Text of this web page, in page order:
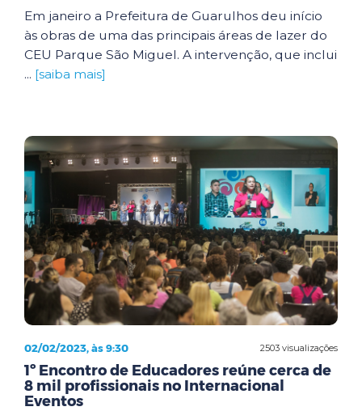
Em janeiro a Prefeitura de Guarulhos deu início
às obras de uma das principais áreas de lazer do
CEU Parque São Miguel. A intervenção, que inclui
... [saiba mais]
2503 visualizações
02/02/2023, às 9:30
1º Encontro de Educadores reúne cerca de
8 mil profissionais no Internacional
Eventos